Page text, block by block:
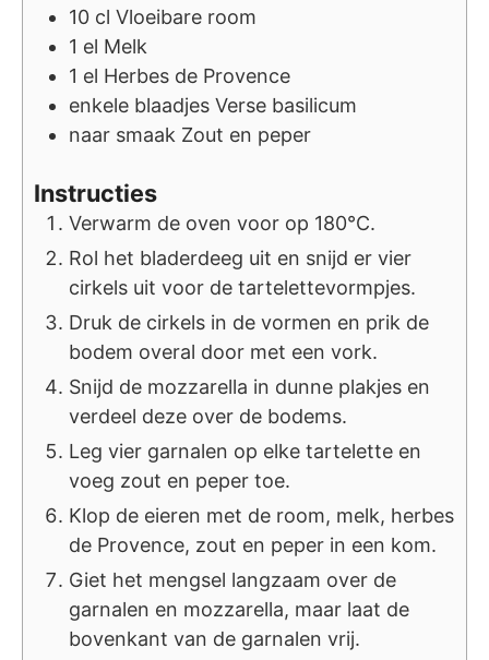
10 cl Vloeibare room
1 el Melk
1 el Herbes de Provence
enkele blaadjes Verse basilicum
naar smaak Zout en peper
Instructies
Verwarm de oven voor op 180°C.
Rol het bladerdeeg uit en snijd er vier
cirkels uit voor de tartelettevormpjes.
Druk de cirkels in de vormen en prik de
bodem overal door met een vork.
Snijd de mozzarella in dunne plakjes en
verdeel deze over de bodems.
Leg vier garnalen op elke tartelette en
voeg zout en peper toe.
Klop de eieren met de room, melk, herbes
de Provence, zout en peper in een kom.
Giet het mengsel langzaam over de
garnalen en mozzarella, maar laat de
bovenkant van de garnalen vrij.